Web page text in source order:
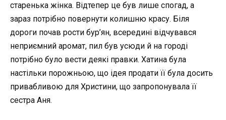
старенька жінка. Відтепер це був лише спогад, а
зараз потрібно повернути колишню красу. Біля
дороги почав рости бур’ян, всередині відчувався
неприємний аромат, пил був усюди й на городі
потрібно було вести деякі правки. Хатина була
настільки порожньою, що ідея продати її була досить
привабливою для Христини, що запропонувала її
сестра Аня.